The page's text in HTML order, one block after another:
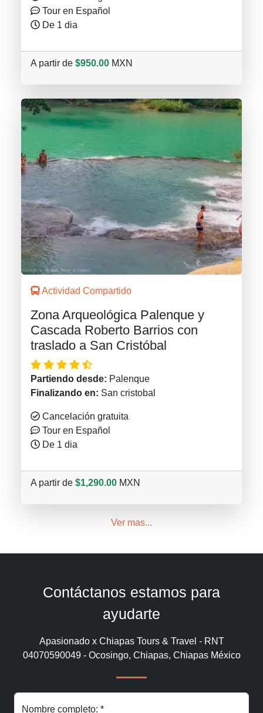
Tour en Español
De 1 dia
A partir de $950.00 MXN
Actividad Compartido
Zona Arqueológica Palenque y
Cascada Roberto Barrios con
traslado a San Cristóbal
Partiendo desde: Palenque
Finalizando en: San cristobal
Cancelación gratuita
Tour en Español
De 1 dia
A partir de $1,290.00 MXN
Ver mas...
Contáctanos estamos para
ayudarte
Apasionado x Chiapas Tours & Travel - RNT
04070590049 - Ocosingo, Chiapas, Chiapas México
Nombre completo: *